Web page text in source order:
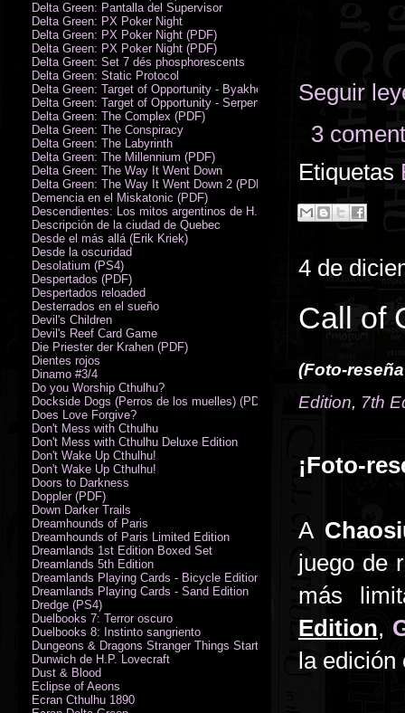
Seguir
3
Etiquetas
4 de
Call of
(Foto-
Edition, 7th
¡Foto-
A
juego de
más
Edition,
la edición
Delta Green: Pantalla del Supervisor
Delta Green: PX Poker Night
Delta Green: PX Poker Night (PDF)
Delta Green: PX Poker Night (PDF)
Delta Green: Set 7 dés phosphorescents
Delta Green: Static Protocol
Delta Green: Target of Opportunity - Byakhee
Delta Green: Target of Opportunity - Serpent Man
Delta Green: The Complex (PDF)
Delta Green: The Conspiracy
Delta Green: The Labyrinth
Delta Green: The Millennium (PDF)
Delta Green: The Way It Went Down
Delta Green: The Way It Went Down 2 (PDF)
Demencia en el Miskatonic (PDF)
Descendientes: Los mitos argentinos de H.P. Lovecraft
Descripción de la ciudad de Quebec
Desde el más allá (Erik Kriek)
Desde la oscuridad
Desolatium (PS4)
Despertados (PDF)
Despertados reloaded
Desterrados en el sueño
Devil's Children
Devil's Reef Card Game
Die Priester der Krahen (PDF)
Dientes rojos
Dinamo #3/4
Do you Worship Cthulhu?
Dockside Dogs (Perros de los muelles) (PDF)
Does Love Forgive?
Don't Mess with Cthulhu
Don't Mess with Cthulhu Deluxe Edition
Don't Wake Up Cthulhu!
Don't Wake Up Cthulhu!
Doors to Darkness
Doppler (PDF)
Down Darker Trails
Dreamhounds of Paris
Dreamhounds of Paris Limited Edition
Dreamlands 1st Edition Boxed Set
Dreamlands 5th Edition
Dreamlands Playing Cards - Bicycle Edition
Dreamlands Playing Cards - Sand Edition
Dredge (PS4)
Duelbooks 7: Terror oscuro
Duelbooks 8: Instinto sangriento
Dungeons & Dragons Stranger Things Starter Set
Dunwich de H.P. Lovecraft
Dust & Blood
Eclipse of Aeons
Ecran Cthulhu 1890